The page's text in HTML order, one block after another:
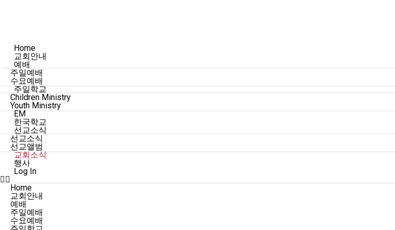
Home
교회안내
예배
주일예배
수요예배
주일학교
Children Ministry
Youth Ministry
EM
한국학교
선교소식
선교소식
선교앨범
교회소식
행사
Log In
Home
교회안내
예배
주일예배
수요예배